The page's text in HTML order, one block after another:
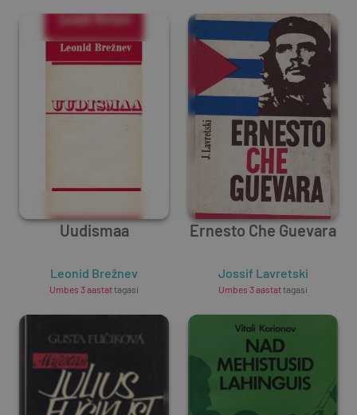
Uudismaa
Leonid Brežnev
Umbes 3 aastattagasi
Ernesto Che Guevara
Jossif Lavretski
Umbes 3 aastattagasi